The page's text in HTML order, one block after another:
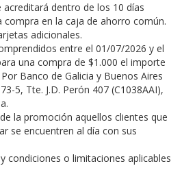
dentro de los 10 días
compra en la caja de ahorro común.
adicionales.
entre el 01/07/2026 y el
una compra de $1.000 el importe
Banco de Galicia y Buenos Aires
5, Tte. J.D. Perón 407 (C1038AAI),
la promoción aquellos clientes que
se encuentren al día con sus
condiciones o limitaciones aplicables